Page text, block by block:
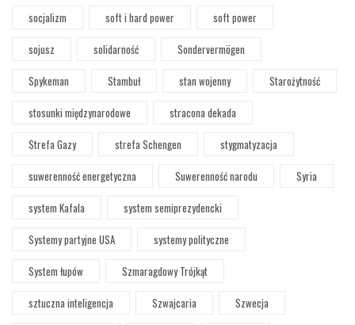
socjalizm
soft i hard power
soft power
sojusz
solidarność
Sondervermögen
Spykeman
Stambuł stan wojenny
Starożytność
stosunki międzynarodowe
stracona dekada
Strefa Gazy
strefa Schengen
stygmatyzacja
suwerenność energetyczna
Suwerenność narodu
Syria
system Kafala
system semiprezydencki
Systemy partyjne USA
systemy polityczne
System łupów
Szmaragdowy Trójkąt
sztuczna inteligencja
Szwajcaria
Szwecja